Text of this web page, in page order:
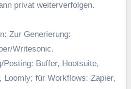
privat weiterverfolgen.
Z‬ur Generierung:
Writesonic.
Posting: Buffer, Hootsuite,
Loomly; f‬ür Workflows: Zapier,